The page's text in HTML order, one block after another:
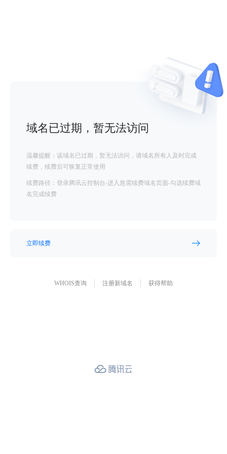
域名已过期，暂无法访问
温馨提醒：该域名已过期，暂无法访问，请域名所有人及时完成
续费，续费后可恢复正常使用
续费路径：登录腾讯云控制台-进入急需续费域名页面-勾选续费域
名完成续费
立即续费
WHOIS查询 注册新域名 获得帮助